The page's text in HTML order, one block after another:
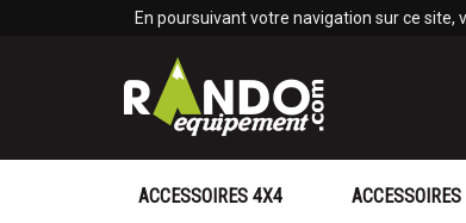
En poursuivant votre navigation sur ce
ACCESSOIRES 4X4
Panneau de gestion des cookies